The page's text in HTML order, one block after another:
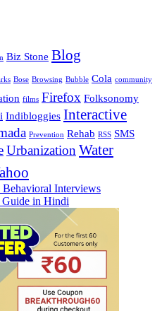
Biz Stone Blog
Bose Browsing Bubble Cola community
films Firefox Folksonomy
Indibloggies Interactive
Prevention Rehab RSS SMS
Urbanization Water